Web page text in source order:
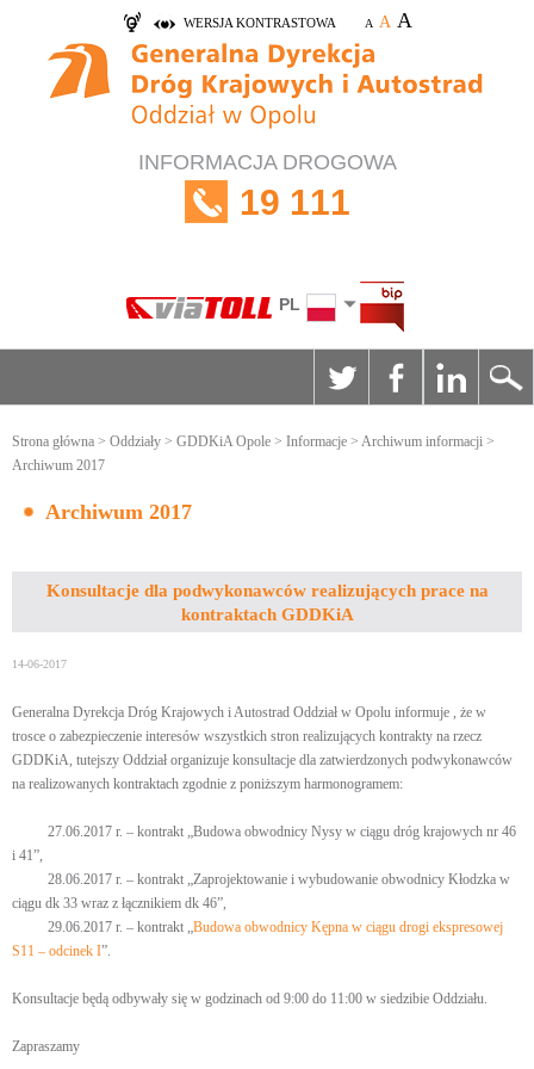
WERSJA KONTRASTOWA A A A
INFORMACJA DROGOWA
19 111
PL
Strona główna > Oddziały > GDDKiA Opole > Informacje > Archiwum informacji >
Archiwum 2017
Archiwum 2017
Konsultacje dla podwykonawców realizujących prace na
kontraktach GDDKiA
14-06-2017
Generalna Dyrekcja Dróg Krajowych i Autostrad Oddział w Opolu informuje , że w
trosce o zabezpieczenie interesów wszystkich stron realizujących kontrakty na rzecz
GDDKiA, tutejszy Oddział organizuje konsultacje dla zatwierdzonych podwykonawców
na realizowanych kontraktach zgodnie z poniższym harmonogramem:
27.06.2017 r. – kontrakt „Budowa obwodnicy Nysy w ciągu dróg krajowych nr 46
i 41”,
28.06.2017 r. – kontrakt „Zaprojektowanie i wybudowanie obwodnicy Kłodzka w
ciągu dk 33 wraz z łącznikiem dk 46”,
29.06.2017 r. – kontrakt „Budowa obwodnicy Kępna w ciągu drogi ekspresowej
S11 – odcinek I”.
Konsultacje będą odbywały się w godzinach od 9:00 do 11:00 w siedzibie Oddziału.
Zapraszamy